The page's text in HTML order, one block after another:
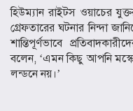
হিউম্যান রাইটস ওয়াচের
গ্রেফতারের ঘটনার নিন্দা
শান্তিপূর্ণভাবে
বলেন, ‘এমন কিছু আপনি
লন্ডনে নয়।’